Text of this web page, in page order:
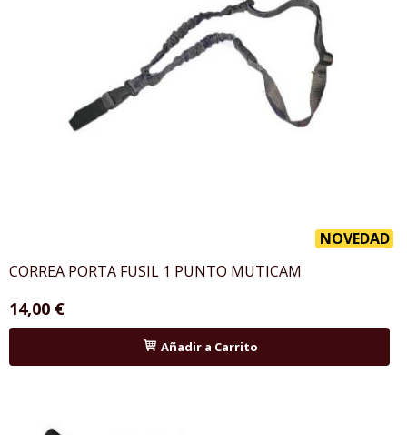
NOVEDAD
CORREA PORTA FUSIL 1 PUNTO MUTICAM
14,00 €
Añadir a Carrito